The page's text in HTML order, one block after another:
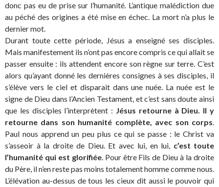
donc pas eu de prise sur l’humanité. L’antique malédiction due
au péché des origines a été mise en échec. La mort n’a plus le
dernier mot.
Durant toute cette période, Jésus a enseigné ses disciples.
Mais manifestement ils n’ont pas encore compris ce qui allait se
passer ensuite : ils attendent encore son règne sur terre. C’est
alors qu’ayant donné les dernières consignes à ses disciples, il
s’élève vers le ciel et disparait dans une nuée. La nuée est le
signe de Dieu dans l’Ancien Testament, et c’est sans doute ainsi
que les disciples l’interprètent : Jésus retourne à Dieu. Il y
retourne dans son humanité complète, avec son corps.
Paul nous apprend un peu plus ce qui se passe : le Christ va
s’asseoir à la droite de Dieu. Et avec lui, en lui, c’est toute
l’humanité qui est glorifiée. Pour être Fils de Dieu à la droite
du Père, il n’en reste pas moins totalement homme comme nous.
L’élévation au-dessus de tous les cieux dit aussi le pouvoir qui